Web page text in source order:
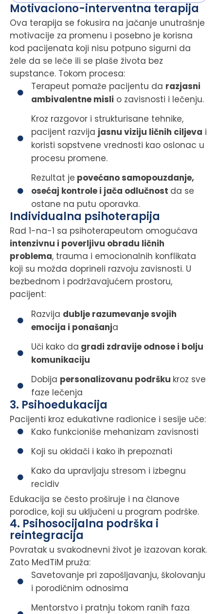
Motivaciono-interventna terapija
Ova terapija se fokusira na jačanje unutrašnje
motivacije za promenu i posebno je korisna
kod pacijenata koji nisu potpuno sigurni da
žele da se leče ili se plaše života bez
supstance. Tokom procesa:
Terapeut pomaže pacijentu da razjasni
ambivalentne misli o zavisnosti i lečenju.
Kroz razgovor i strukturisane tehnike,
pacijent razvija jasnu viziju ličnih ciljeva i
koristi sopstvene vrednosti kao oslonac u
procesu promene.
Rezultat je povećano samopouzdanje,
osećaj kontrole i jača odlučnost da se
ostane na putu oporavka.
Individualna psihoterapija
Rad 1-na-1 sa psihoterapeutom omogućava
intenzivnu i poverljivu obradu ličnih
problema, trauma i emocionalnih konflikata
koji su možda doprineli razvoju zavisnosti. U
bezbednom i podržavajućem prostoru,
pacijent:
Razvija dublje razumevanje svojih
emocija i ponašanja
Uči kako da gradi zdravije odnose i bolju
komunikaciju
Dobija personalizovanu podršku kroz sve
faze lečenja
3. Psihoedukacija
Pacijenti kroz edukativne radionice i sesije uče:
Kako funkcioniše mehanizam zavisnosti
Koji su okidači i kako ih prepoznati
Kako da upravljaju stresom i izbegnu
recidiv
Edukacija se često proširuje i na članove
porodice, koji su uključeni u program podrške.
4. Psihosocijalna podrška i
reintegracija
Povratak u svakodnevni život je izazovan korak.
Zato MedTiM pruža:
Savetovanje pri zapošljavanju, školovanju
i porodičnim odnosima
Mentorstvo i pratnju tokom ranih faza